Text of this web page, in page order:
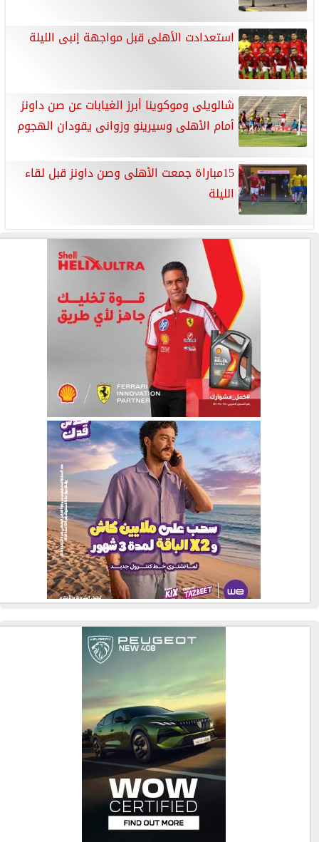
استعدادت الأهلى قبل مواجهة إنبى الليلة
شالويلى وموكوينا أبرز الغيابات عن صن داونز
أمام الأهلى وسيرينو وزوانى يقودان الهجوم
15مباراة جمعت الأهلى وصن داونز قبل لقاء
الليلة